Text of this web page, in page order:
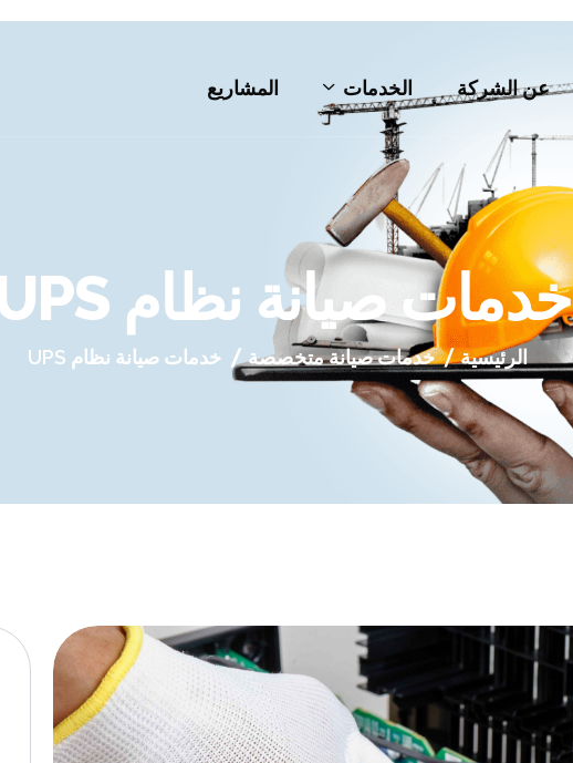
عن الشركة الخدمات المشاريع
خدمات صيانة نظام UPS
الرئيسية خدمات صيانة متخصصة خدمات صيانة نظام UPS